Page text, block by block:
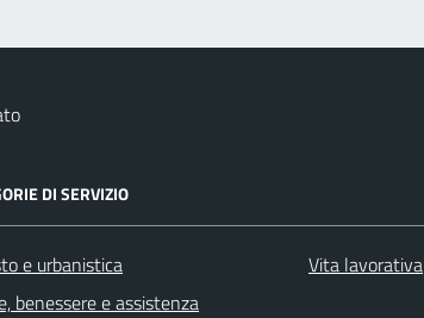
DI SERVIZIO
e urbanistica
benessere e assistenza
Vita lavorativa